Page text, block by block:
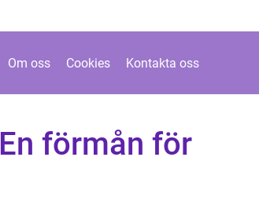
Om oss Cookies Kontakta oss
förmån för